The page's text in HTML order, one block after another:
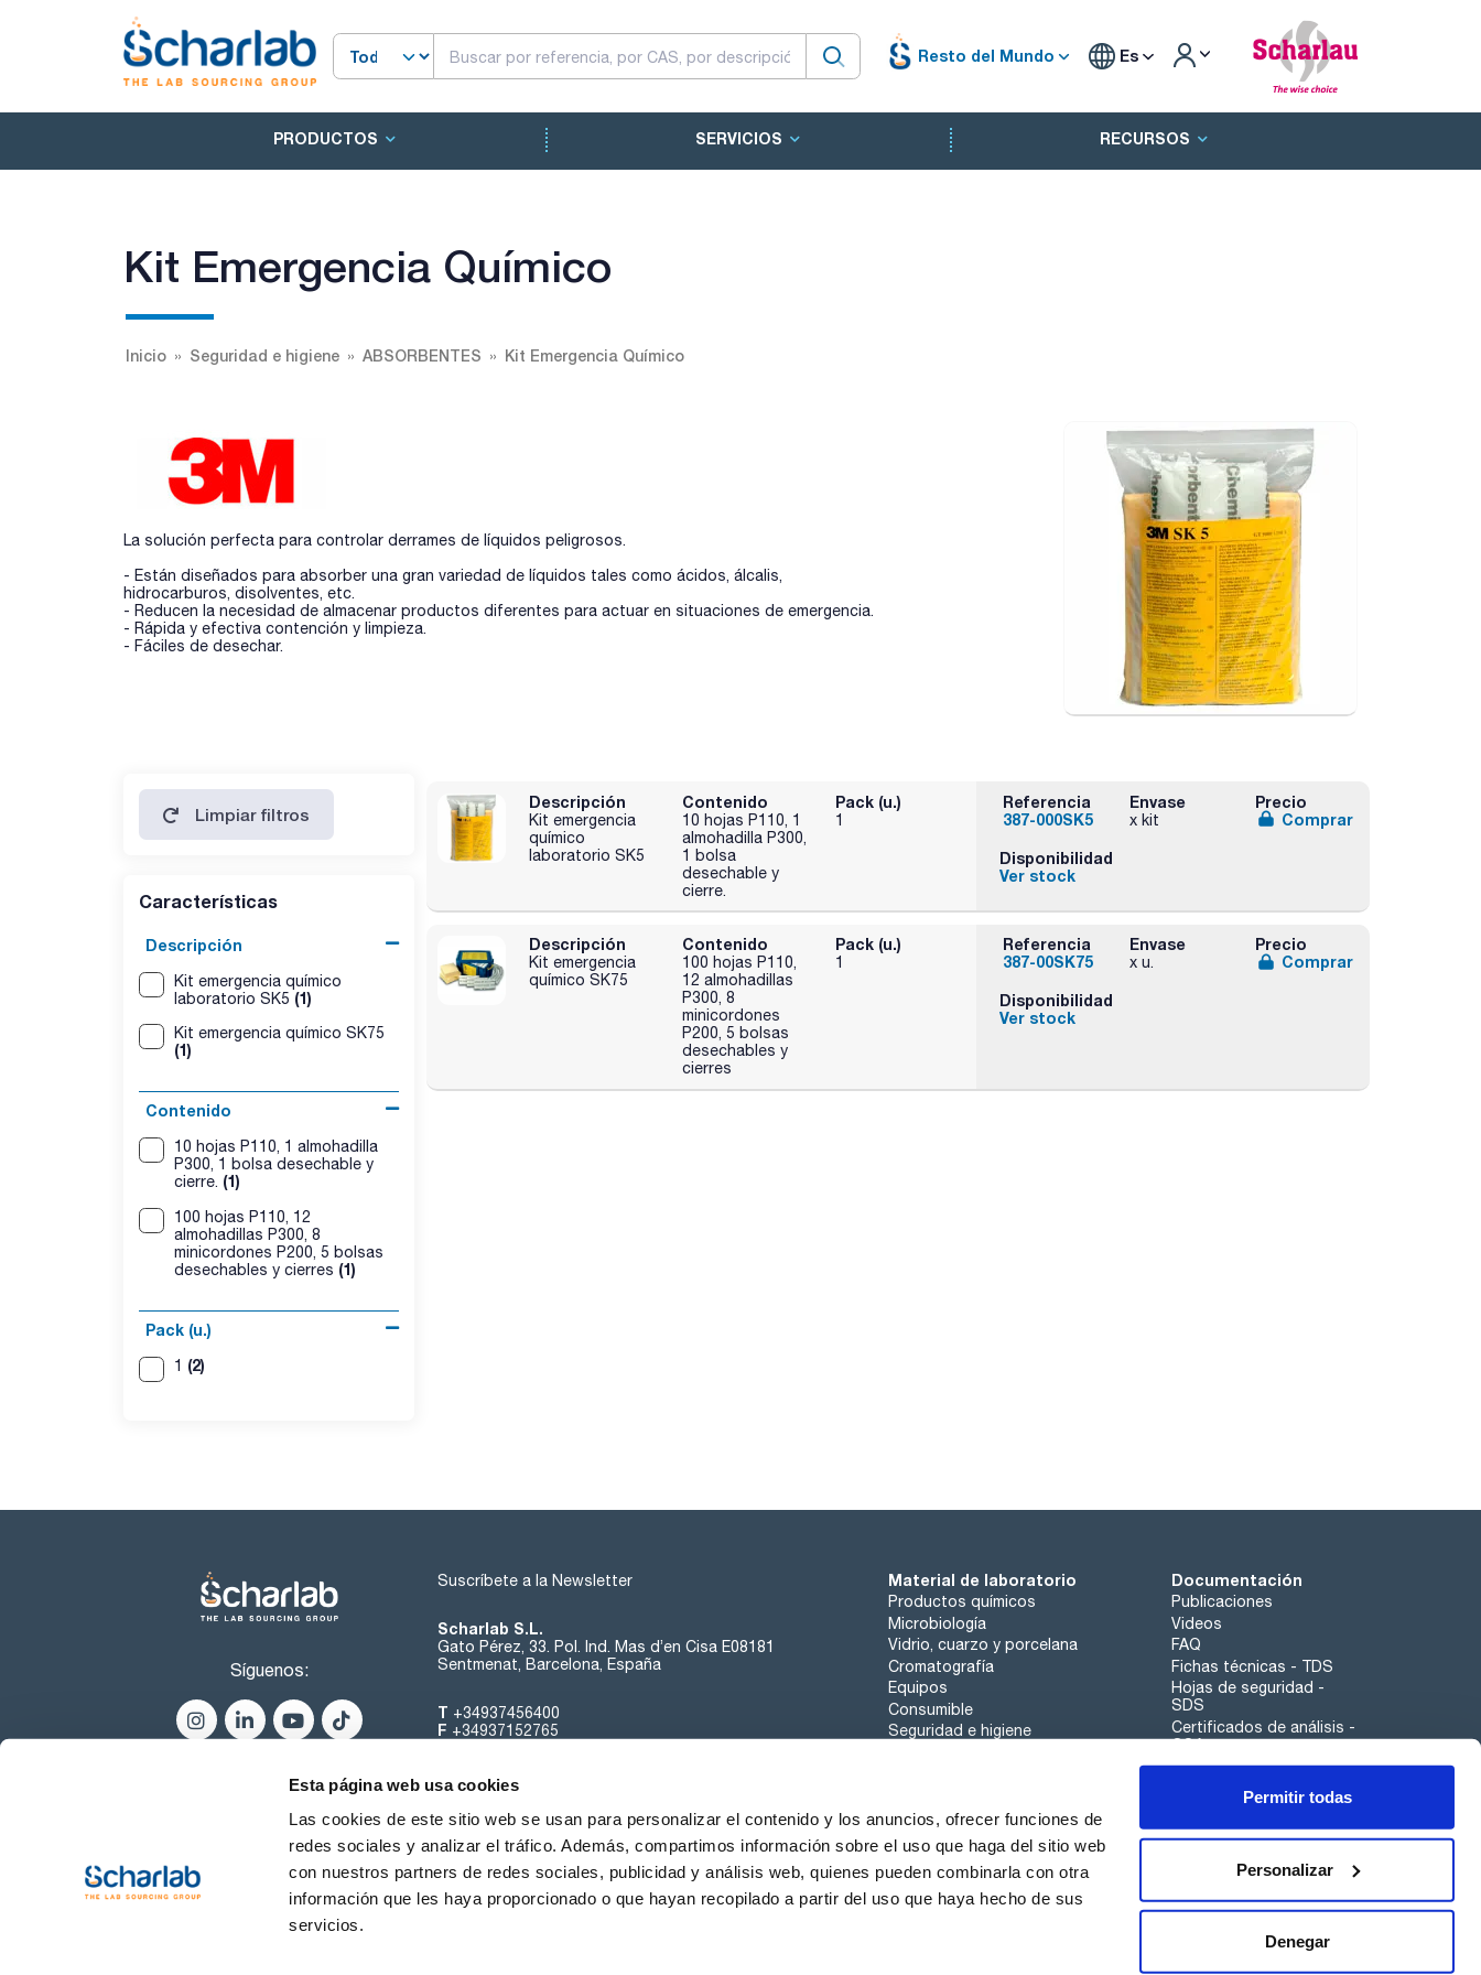
Esta página web usa cookies
Las cookies de este sitio web se usan para personalizar el contenido y los anuncios, ofrecer funciones de
redes sociales y analizar el tráfico. Además, compartimos información sobre el uso que haga del sitio web
con nuestros partners de redes sociales, publicidad y análisis web, quienes pueden combinarla con otra
información que les haya proporcionado o que hayan recopilado a partir del uso que haya hecho de sus
servicios.
Permitir todas
Personalizar
Denegar
Resto del Mundo Es
PRODUCTOS SERVICIOS RECURSOS
Kit Emergencia Químico
Inicio Seguridad e higiene ABSORBENTES Kit Emergencia Químico
La solución perfecta para controlar derrames de líquidos peligrosos.
- Están diseñados para absorber una gran variedad de líquidos tales como ácidos, álcalis,
hidrocarburos, disolventes, etc.
- Reducen la necesidad de almacenar productos diferentes para actuar en situaciones de emergencia.
- Rápida y efectiva contención y limpieza.
- Fáciles de desechar.
Limpiar filtros
Características
Descripción
Kit emergencia químico
laboratorio SK5 (1)
Kit emergencia químico SK75
(1)
Contenido
10 hojas P110, 1 almohadilla
P300, 1 bolsa desechable y
cierre. (1)
100 hojas P110, 12
almohadillas P300, 8
minicordones P200, 5 bolsas
desechables y cierres (1)
Pack (u.)
1 (2)
Descripción
Kit emergencia
químico
laboratorio SK5
Contenido
10 hojas P110, 1
almohadilla P300,
1 bolsa
desechable y
cierre.
Pack (u.)
1
Referencia
387-000SK5
Envase
x kit
Precio
Comprar
Disponibilidad
Ver stock
Descripción
Kit emergencia
químico SK75
Contenido
100 hojas P110,
12 almohadillas
P300, 8
minicordones
P200, 5 bolsas
desechables y
cierres
Pack (u.)
1
Referencia
387-00SK75
Envase
x u.
Precio
Comprar
Disponibilidad
Ver stock
Síguenos:
Suscríbete a la Newsletter
Scharlab S.L.
Gato Pérez, 33. Pol. Ind. Mas d’en Cisa E08181
Sentmenat, Barcelona, España
T +34937456400
F +34937152765
Material de laboratorio
Productos químicos
Microbiología
Vidrio, cuarzo y porcelana
Cromatografía
Equipos
Consumible
Seguridad e higiene
Documentación
Publicaciones
Videos
FAQ
Fichas técnicas - TDS
Hojas de seguridad -
SDS
Certificados de análisis -
COA
Aplicaciones
Canal de denuncias
Sobre nosotros Contacta
Condiciones de Uso